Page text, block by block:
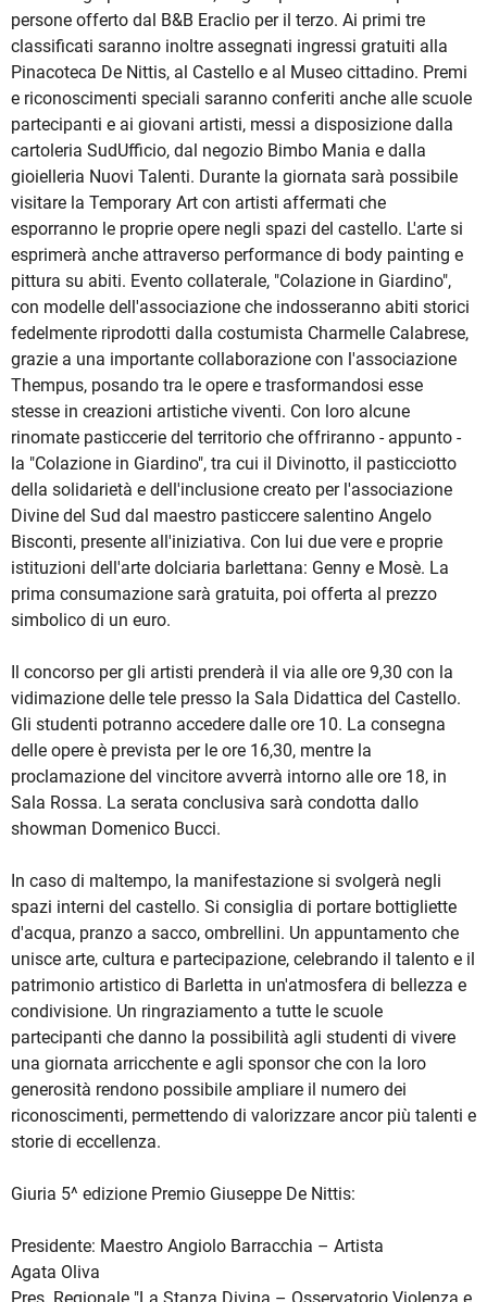
persone offerto dal B&B Eraclio per il terzo. Ai primi tre
classificati saranno inoltre assegnati ingressi gratuiti alla
Pinacoteca De Nittis, al Castello e al Museo cittadino. Premi
e riconoscimenti speciali saranno conferiti anche alle scuole
partecipanti e ai giovani artisti, messi a disposizione dalla
cartoleria SudUfficio, dal negozio Bimbo Mania e dalla
gioielleria Nuovi Talenti. Durante la giornata sarà possibile
visitare la Temporary Art con artisti affermati che
esporranno le proprie opere negli spazi del castello. L'arte si
esprimerà anche attraverso performance di body painting e
pittura su abiti. Evento collaterale, "Colazione in Giardino",
con modelle dell'associazione che indosseranno abiti storici
fedelmente riprodotti dalla costumista Charmelle Calabrese,
grazie a una importante collaborazione con l'associazione
Thempus, posando tra le opere e trasformandosi esse
stesse in creazioni artistiche viventi. Con loro alcune
rinomate pasticcerie del territorio che offriranno - appunto -
la "Colazione in Giardino", tra cui il Divinotto, il pasticciotto
della solidarietà e dell'inclusione creato per l'associazione
Divine del Sud dal maestro pasticcere salentino Angelo
Bisconti, presente all'iniziativa. Con lui due vere e proprie
istituzioni dell'arte dolciaria barlettana: Genny e Mosè. La
prima consumazione sarà gratuita, poi offerta al prezzo
simbolico di un euro.
Il concorso per gli artisti prenderà il via alle ore 9,30 con la
vidimazione delle tele presso la Sala Didattica del Castello.
Gli studenti potranno accedere dalle ore 10. La consegna
delle opere è prevista per le ore 16,30, mentre la
proclamazione del vincitore avverrà intorno alle ore 18, in
Sala Rossa. La serata conclusiva sarà condotta dallo
showman Domenico Bucci.
In caso di maltempo, la manifestazione si svolgerà negli
spazi interni del castello. Si consiglia di portare bottigliette
d'acqua, pranzo a sacco, ombrellini. Un appuntamento che
unisce arte, cultura e partecipazione, celebrando il talento e il
patrimonio artistico di Barletta in un'atmosfera di bellezza e
condivisione. Un ringraziamento a tutte le scuole
partecipanti che danno la possibilità agli studenti di vivere
una giornata arricchente e agli sponsor che con la loro
generosità rendono possibile ampliare il numero dei
riconoscimenti, permettendo di valorizzare ancor più talenti e
storie di eccellenza.
Giuria 5^ edizione Premio Giuseppe De Nittis:
Presidente: Maestro Angiolo Barracchia – Artista
Agata Oliva